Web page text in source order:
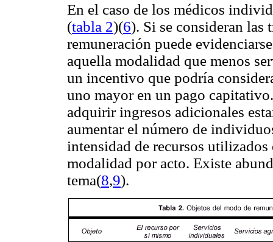
En el caso de los médicos
(tabla 2)(6). Si se consideran las
remuneración puede
aquella modalidad que menos
un incentivo que podría
uno mayor en un pago
adquirir ingresos adicionales
aumentar el número de
intensidad de recursos
modalidad por acto. Existe
tema(8,9).